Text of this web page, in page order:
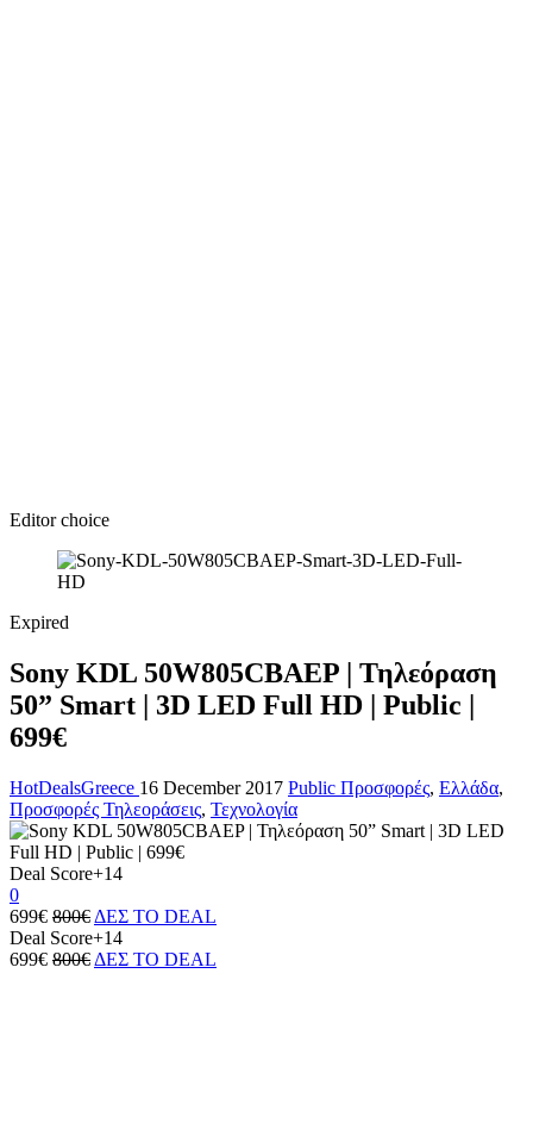
Editor choice
Expired
Sony KDL 50W805CBAEP | Τηλεόραση
50” Smart | 3D LED Full HD | Public |
699€
HotDealsGreece 16 December 2017 Public Προσφορές, Ελλάδα,
Προσφορές Τηλεοράσεις, Τεχνολογία
Deal Score+14
0
699€ 800€ ΔΕΣ ΤΟ DEAL
Deal Score+14
699€ 800€ ΔΕΣ ΤΟ DEAL